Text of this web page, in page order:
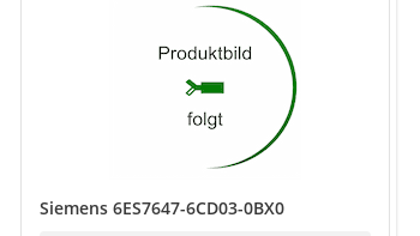
Siemens 6ES7647-6CD03-0BX0